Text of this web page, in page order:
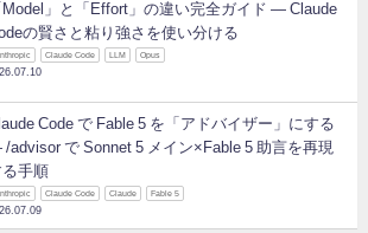
Model」と「Effort」の違い完全ガイド ― Claude
の賢さと粘り強さを使い分ける
Claude Code LLM Opus
Code で Fable 5 を「アドバイザー」にする
advisor で Sonnet 5 メイン×Fable 5 助言を再現
る手順
Claude Code Claude Fable 5